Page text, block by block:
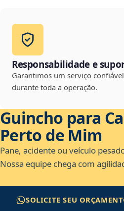
Responsabilidade e
Garantimos um serviço
durante toda a operação.
Guincho para
Perto de Mim
Pane, acidente ou veículo
Nossa equipe chega com
SOLICITE SEU